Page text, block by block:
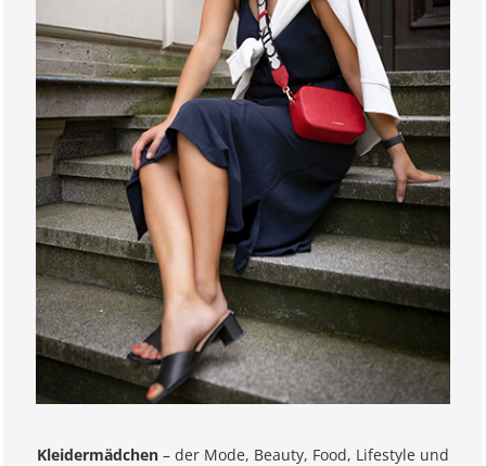
Kleidermädchen – der Mode, Beauty, Food, Lifestyle und